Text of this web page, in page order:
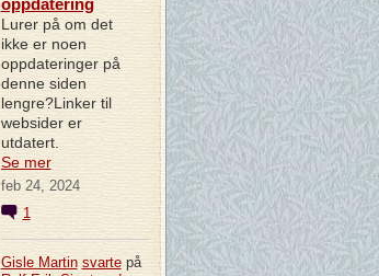
Lurer på om det
ikke er noen
oppdateringer på
denne siden
lengre?Linker til
websider er
utdatert.
Se mer
feb 24, 2024
1
Gisle Martin svartepå